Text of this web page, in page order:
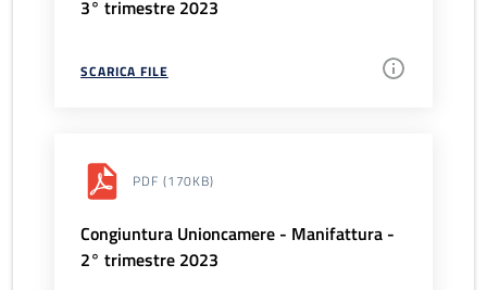
3° trimestre 2023
SCARICA FILE
PDF (170KB)
Congiuntura Unioncamere - Manifattura -
2° trimestre 2023